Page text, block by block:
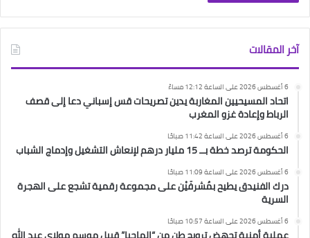
آخر المقالات
6 أغسطس 2026 على الساعة 12:12 مساءً
اتحاد المسيحيين المغاربة يدين تصريحات قس إسباني دعا إلى قصف
الرباط وإعادة غزو المغرب
6 أغسطس 2026 على الساعة 11:42 صباحًا
الحكومة ترصد خطة بــ 15 مليار درهم لإنعاش التشغيل وإدماج الشباب
6 أغسطس 2026 على الساعة 11:09 صباحًا
درك الفنيدق يطيح بمُشرفَيْن على مجموعة رقمية تشجع على الهجرة
السرية
6 أغسطس 2026 على الساعة 10:57 صباحًا